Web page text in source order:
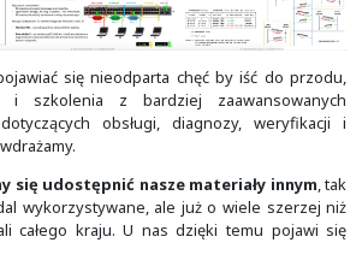
to dla sieciowca klasyka nad